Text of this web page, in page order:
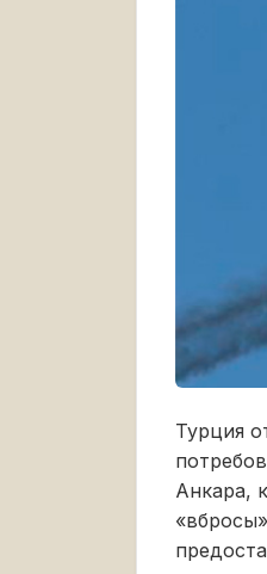
Турция
Анкара,